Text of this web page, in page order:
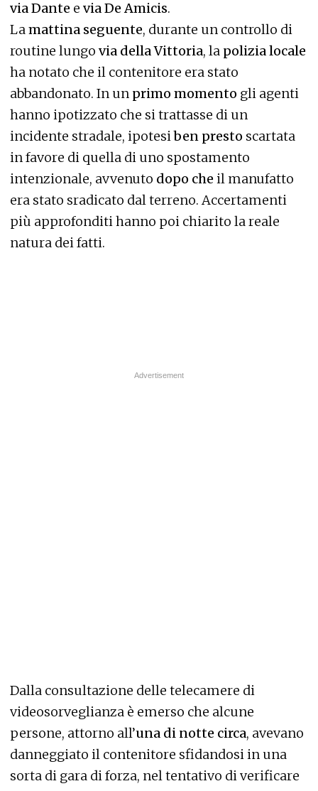
via Dante e via De Amicis.
La mattina seguente, durante un controllo di
routine lungo via della Vittoria, la polizia locale
ha notato che il contenitore era stato
abbandonato. In un primo momento gli agenti
hanno ipotizzato che si trattasse di un
incidente stradale, ipotesiben presto scartata
in favore di quella di uno spostamento
intenzionale, avvenuto dopo che il manufatto
era stato sradicato dal terreno. Accertamenti
più approfonditi hanno poi chiarito la reale
natura dei fatti.
Dalla consultazione delle telecamere di
videosorveglianza è emerso che alcune
persone, attorno all’una di notte circa, avevano
danneggiato il contenitore sfidandosi in una
sorta di gara di forza, nel tentativo di verificare